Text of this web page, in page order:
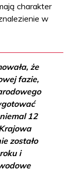
charakter
w
że
fazie,
12
zostało
i